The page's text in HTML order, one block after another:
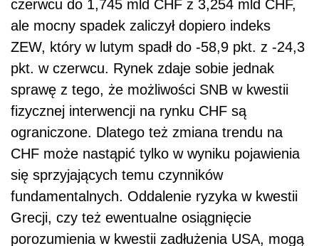
czerwcu do 1,745 mld CHF z 3,254 mld CHF,
ale mocny spadek zaliczył dopiero indeks
ZEW, który w lutym spadł do -58,9 pkt. z -24,3
pkt. w czerwcu. Rynek zdaje sobie jednak
sprawę z tego, że możliwości SNB w kwestii
fizycznej interwencji na rynku CHF są
ograniczone. Dlatego też zmiana trendu na
CHF może nastąpić tylko w wyniku pojawienia
się sprzyjających temu czynników
fundamentalnych. Oddalenie ryzyka w kwestii
Grecji, czy też ewentualne osiągnięcie
porozumienia w kwestii zadłużenia USA, mogą